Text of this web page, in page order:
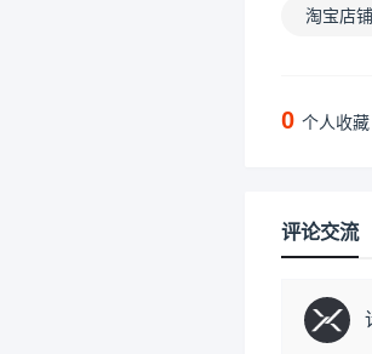
淘宝店铺
0 个人收藏
评论交流